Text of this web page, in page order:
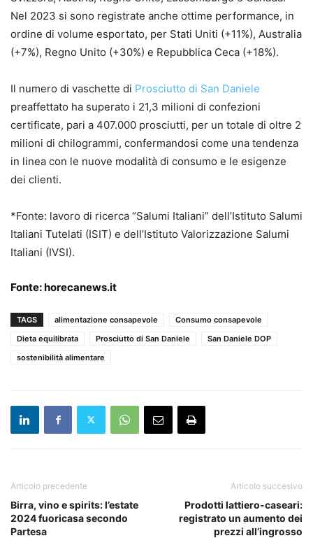
Nel 2023 si sono registrate anche ottime performance, in
ordine di volume esportato, per Stati Uniti (+11%), Australia
(+7%), Regno Unito (+30%) e Repubblica Ceca (+18%).
Il numero di vaschette di Prosciutto di San Daniele
preaffettato ha superato i 21,3 milioni di confezioni
certificate, pari a 407.000 prosciutti, per un totale di oltre 2
milioni di chilogrammi, confermandosi come una tendenza
in linea con le nuove modalità di consumo e le esigenze
dei clienti.
*Fonte: lavoro di ricerca “Salumi Italiani” dell’Istituto Salumi
Italiani Tutelati (ISIT) e dell’Istituto Valorizzazione Salumi
Italiani (IVSI).
Fonte:horecanews.it
TAGS alimentazione consapevole
Consumo consapevole
Dieta equilibrata
Prosciutto di San Daniele
San Daniele DOP
sostenibilità alimentare
Articolo precedente
Birra, vino e spirits: l’estate
2024 fuoricasa secondo
Partesa
Articolo succesivo
Prodotti lattiero-caseari:
registrato un aumento dei
prezzi all’ingrosso